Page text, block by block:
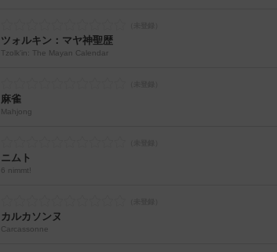
ツォルキン：マヤ神聖歴
Tzolk'in: The Mayan Calendar
麻雀
Mahjong
ニムト
6 nimmt!
カルカソンヌ
Carcassonne